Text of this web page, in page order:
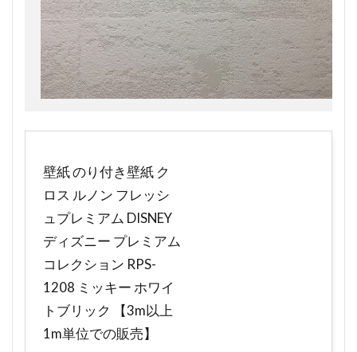
壁紙 のり付き壁紙 ク
ロス ルノン フレッシ
ュプレミアム DISNEY
ディズニー プレミアム
コレクション RPS-
1208 ミッキー ホワイ
トブリック 【3m以上
1m単位での販売】